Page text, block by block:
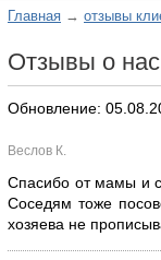
Главная отзывы
Отзывы о нас
Обновление:
Веслов К.
Спасибо от мамы и
Соседям тоже
хозяева не